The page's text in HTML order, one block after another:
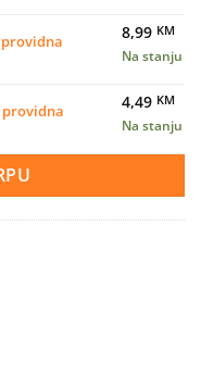
količina
providna
8,99 KM
Na stanju
količina
providna
4,49 KM
Na stanju